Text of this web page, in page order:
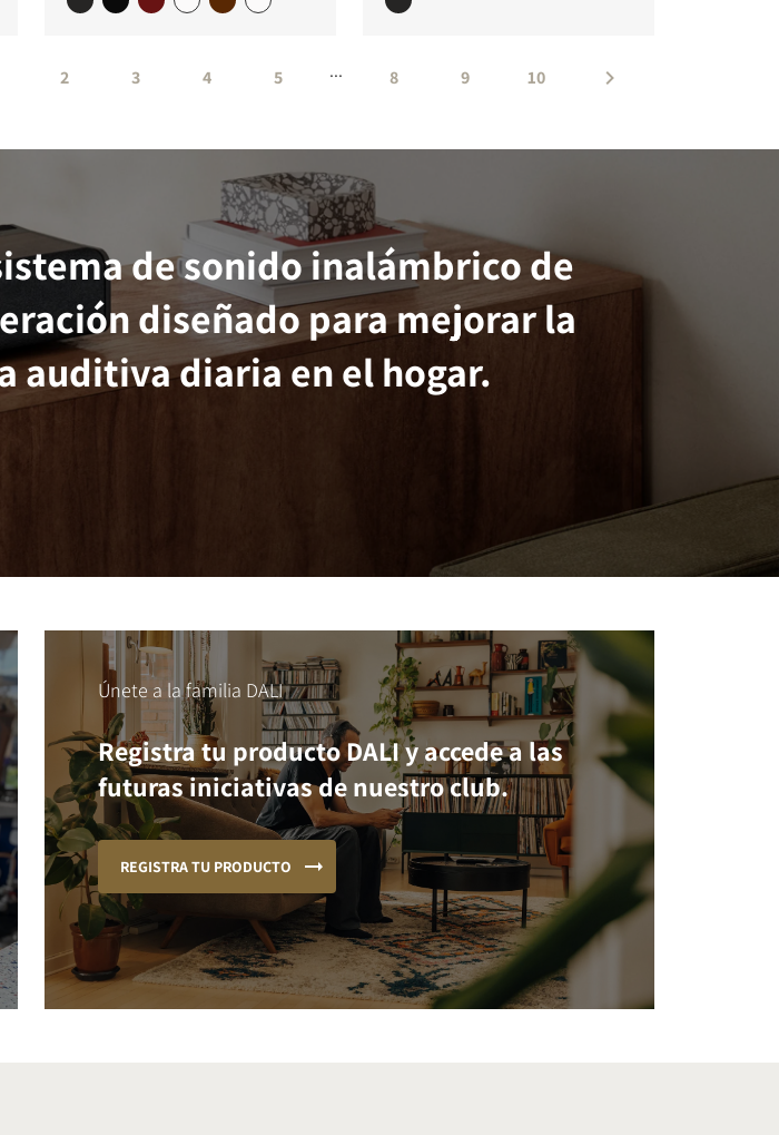
2 3 4 5 ... 8 9 10
de sonido inalámbrico de
diseñado para mejorar la
auditiva diaria en el hogar.
Únete a la familia DALI
Registra tu producto DALI y accede a las
futuras iniciativas de nuestro club.
REGISTRA TU PRODUCTO